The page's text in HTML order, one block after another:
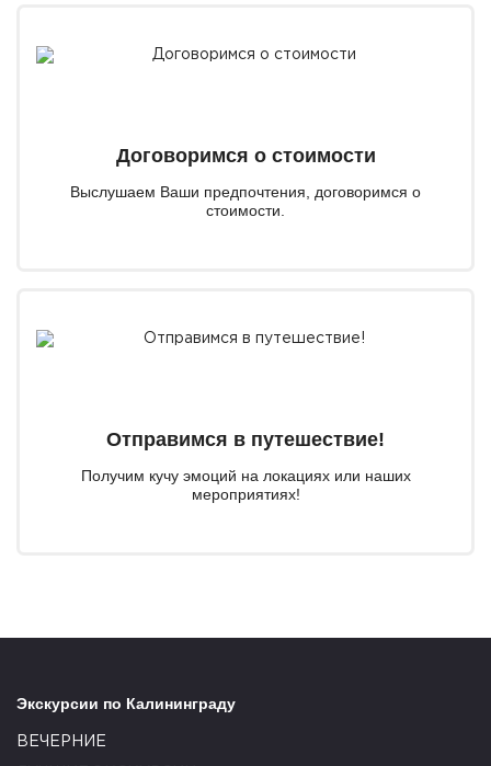
Договоримся о стоимости
Выслушаем Ваши предпочтения, договоримся о
стоимости.
Отправимся в путешествие!
Получим кучу эмоций на локациях или наших
мероприятиях!
Экскурсии по Калининграду
ВЕЧЕРНИЕ